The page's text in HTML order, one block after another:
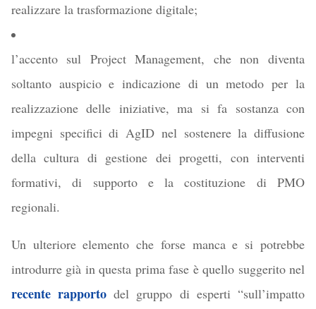
realizzare la trasformazione digitale;
l’accento sul Project Management, che non diventa
soltanto auspicio e indicazione di un metodo per la
realizzazione delle iniziative, ma si fa sostanza con
impegni specifici di AgID nel sostenere la diffusione
della cultura di gestione dei progetti, con interventi
formativi, di supporto e la costituzione di PMO
regionali.
Un ulteriore elemento che forse manca e si potrebbe
introdurre già in questa prima fase è quello suggerito nel
recente rapporto del gruppo di esperti “sull’impatto